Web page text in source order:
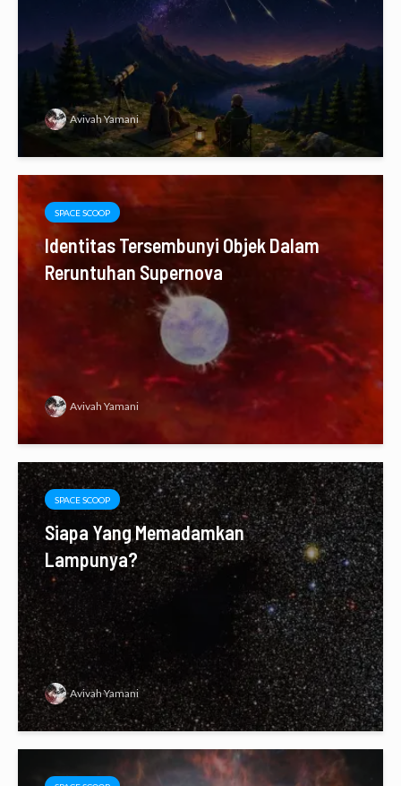
Avivah Yamani
SPACE SCOOP
Identitas Tersembunyi Objek Dalam
Reruntuhan Supernova
Avivah Yamani
SPACE SCOOP
Siapa Yang Memadamkan
Lampunya?
Avivah Yamani